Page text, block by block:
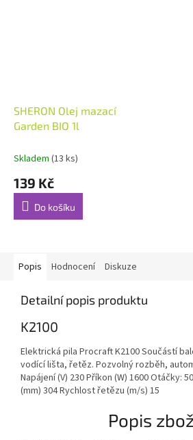
SHERON Olej mazací
Garden BIO 1l
Skladem (13 ks)
139 Kč
Do košíku
Popis Hodnocení Diskuze
Detailní popis produktu
K2100
Elektrická pila Procraft K2100 Součástí
vodící lišta, řetěz. Pozvolný rozběh,
Napájení (V) 230 Příkon (W) 1600 Otáčky:
(mm) 304 Rychlost řetězu (m/s) 15
Popis